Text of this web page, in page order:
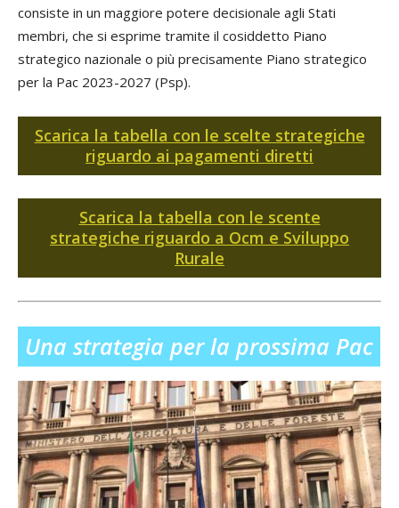
consiste in un maggiore potere decisionale agli Stati
membri, che si esprime tramite il cosiddetto Piano
strategico nazionale o più precisamente Piano strategico
per la Pac 2023-2027 (Psp).
Scarica la tabella con le scelte strategiche
riguardo ai pagamenti diretti
Scarica la tabella con le scente
strategiche riguardo a Ocm e Sviluppo
Rurale
Una strategia per la prossima Pac